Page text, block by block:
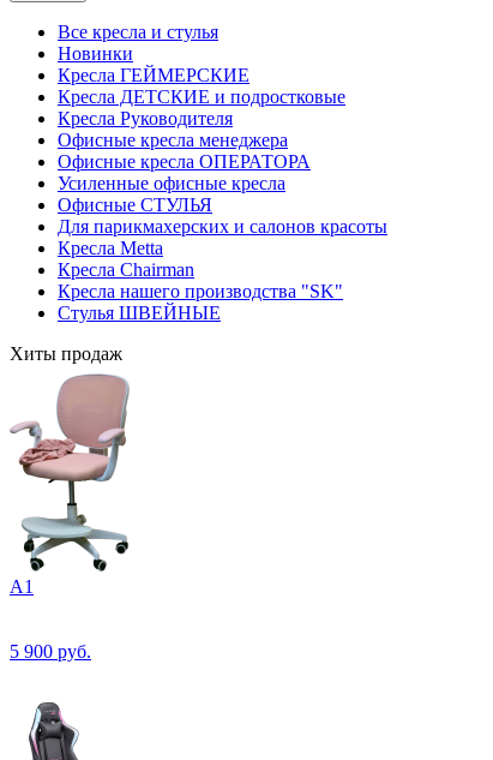
Все кресла и стулья
Новинки
Кресла ГЕЙМЕРСКИЕ
Кресла ДЕТСКИЕ и подростковые
Кресла Руководителя
Офисные кресла менеджера
Офисные кресла ОПЕРАТОРА
Усиленные офисные кресла
Офисные СТУЛЬЯ
Для парикмахерских и салонов красоты
Кресла Metta
Кресла Chairman
Кресла нашего производства "SK"
Стулья ШВЕЙНЫЕ
Хиты продаж
А1
5 900 руб.